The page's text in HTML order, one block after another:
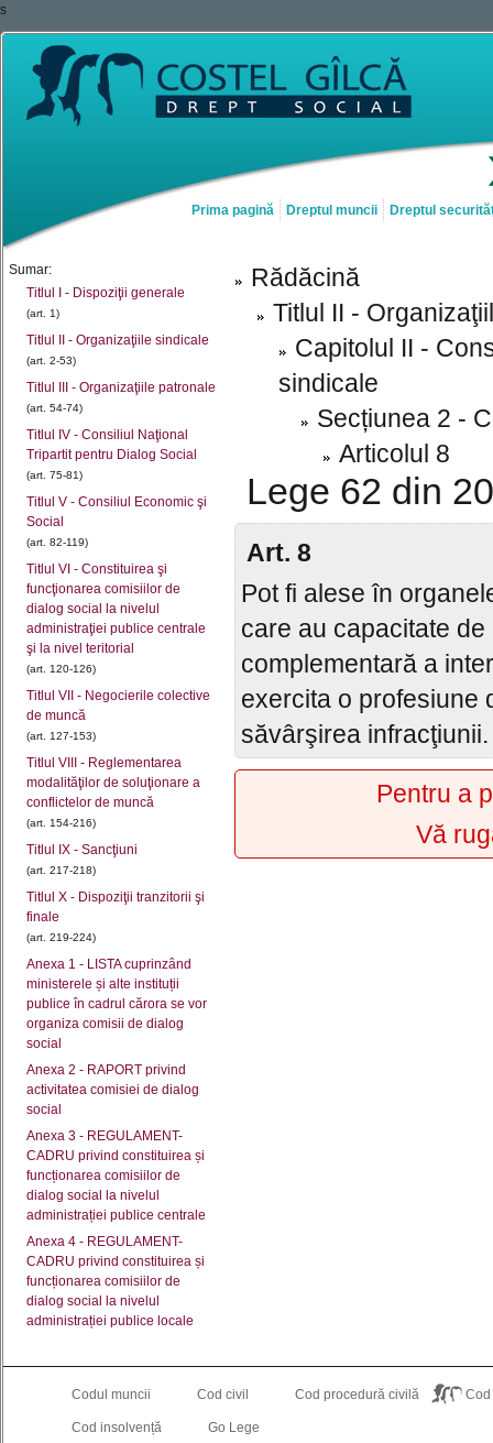
s
Prima pagină Dreptul muncii Dreptul
Sumar:
Titlul I - Dispoziţii generale
(art. 1)
Titlul II - Organizaţiile sindicale
(art. 2-53)
Titlul III - Organizaţiile patronale
(art. 54-74)
Titlul IV - Consiliul Naţional
Tripartit pentru Dialog Social
(art. 75-81)
Titlul V - Consiliul Economic şi
Social
(art. 82-119)
Titlul VI - Constituirea şi
funcţionarea comisiilor de
dialog social la nivelul
administraţiei publice centrale
şi la nivel teritorial
(art. 120-126)
Titlul VII - Negocierile colective
de muncă
(art. 127-153)
Titlul VIII - Reglementarea
modalităţilor de soluţionare a
conflictelor de muncă
(art. 154-216)
Titlul IX - Sancţiuni
(art. 217-218)
Titlul X - Dispoziţii tranzitorii şi
finale
(art. 219-224)
Anexa 1 - LISTA cuprinzând
ministerele și alte instituții
publice în cadrul cărora se vor
organiza comisii de dialog
social
Anexa 2 - RAPORT privind
activitatea comisiei de dialog
social
Anexa 3 - REGULAMENT-
CADRU privind constituirea și
funcționarea comisiilor de
dialog social la nivelul
administrației publice centrale
Anexa 4 - REGULAMENT-
CADRU privind constituirea și
funcționarea comisiilor de
dialog social la nivelul
administrației publice locale
Rădăcină
Titlul II -
Capitolul II -
sindicale
Secțiunea 2 -
Articolul 8
Lege 62 din
Art. 8
Pot fi alese în
care au capacitate
complementară a
exercita o profesiune
săvârşirea infracţiunii.
Pentru a
Vă
Codul muncii Cod civil Cod procedură civilă
Cod insolvență Go Lege